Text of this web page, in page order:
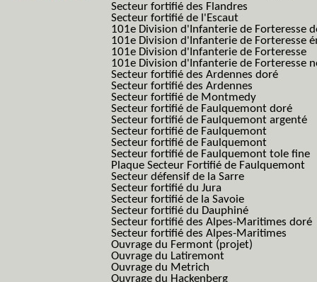
Secteur fortifié des Flandres
Secteur fortifié de l'Escaut
101e Division d'Infanterie de Forteresse
101e Division d'Infanterie de Forteresse
101e Division d'Infanterie de Forteresse
101e Division d'Infanterie de Forteresse
Secteur fortifié des Ardennes doré
Secteur fortifié des Ardennes
Secteur fortifié de Montmedy
Secteur fortifié de Faulquemont doré
Secteur fortifié de Faulquemont argenté
Secteur fortifié de Faulquemont
Secteur fortifié de Faulquemont
Secteur fortifié de Faulquemont tole fine
Plaque Secteur Fortifié de Faulquemont
Secteur défensif de la Sarre
Secteur fortifié du Jura
Secteur fortifié de la Savoie
Secteur fortifié du Dauphiné
Secteur fortifié des Alpes-Maritimes doré
Secteur fortifié des Alpes-Maritimes
Ouvrage du Fermont (projet)
Ouvrage du Latiremont
Ouvrage du Metrich
Ouvrage du Hackenberg